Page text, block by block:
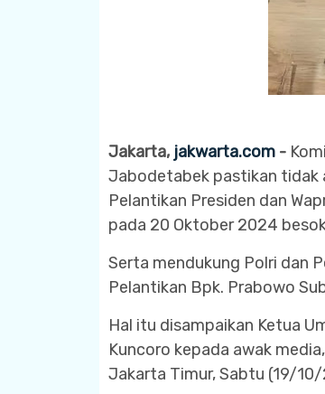
Jakarta, jakwarta.com-
Jabodetabek pastikan tidak
Pelantikan Presiden dan
pada 20 Oktober 2024
Serta mendukung Polri dan
Pelantikan Bpk. Prabowo
Hal itu disampaikan Ketua
Kuncoro kepada awak
Jakarta Timur, Sabtu (19/